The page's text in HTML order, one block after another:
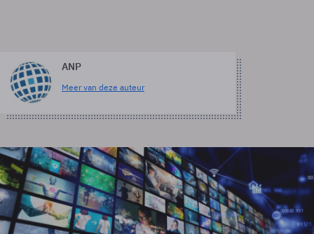
ANP
Meer van deze auteur